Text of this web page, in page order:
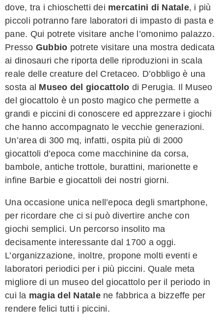
dove, tra i chioschetti dei mercatini di Natale, i più
piccoli potranno fare laboratori di impasto di pasta e
pane. Qui potrete visitare anche l’omonimo palazzo.
Presso Gubbio potrete visitare una mostra dedicata
ai dinosauri che riporta delle riproduzioni in scala
reale delle creature del Cretaceo. D’obbligo è una
sosta al Museo del giocattolo di Perugia. Il Museo
del giocattolo è un posto magico che permette a
grandi e piccini di conoscere ed apprezzare i giochi
che hanno accompagnato le vecchie generazioni.
Un’area di 300 mq, infatti, ospita più di 2000
giocattoli d’epoca come macchinine da corsa,
bambole, antiche trottole, burattini, marionette e
infine Barbie e giocattoli dei nostri giorni.
Una occasione unica nell’epoca degli smartphone,
per ricordare che ci si può divertire anche con
giochi semplici. Un percorso insolito ma
decisamente interessante dal 1700 a oggi.
L’organizzazione, inoltre, propone molti eventi e
laboratori periodici per i più piccini. Quale meta
migliore di un museo del giocattolo per il periodo in
cui la magia del Natalene fabbrica a bizzeffe per
rendere felici tutti i piccini.